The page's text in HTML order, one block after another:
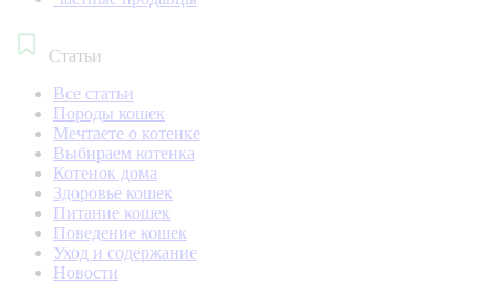
Статьи
Все статьи
Породы кошек
Мечтаете о котенке
Выбираем котенка
Котенок дома
Здоровье кошек
Питание кошек
Поведение кошек
Уход и содержание
Новости